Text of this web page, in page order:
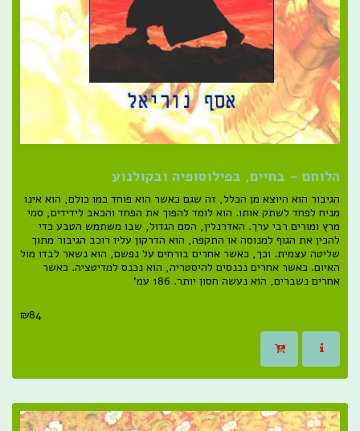
הלוחם - בחיים, בפילוסופיה ובקולנוע
הגיבור הוא היוצא מן הכלל, זה שגם כאשר הוא פוחד כמו כולם, הוא אינו
מניח לפחד לשתק אותו. הוא לומד להפוך את הפחד והכאב לידידים, סמי
מרץ ומורים רבי ערך. האדרנלין, הסם הגדול, שבו משתמש הטבע כדי
להכין את הגוף למנוסה או התקפה, הוא הדרקון עליו רוכב הגיבור מתוך
שליטה עצמית. וכך, כאשר אחרים בורחים על נפשם, הוא נשאר לבדו מול
האיום. כאשר אחרים נכנסים להיסטריה, הוא נכנס למדיטציה. כאשר
אחרים נשברים, הוא נעשה חסון יותר. 186 עמ'
₪84